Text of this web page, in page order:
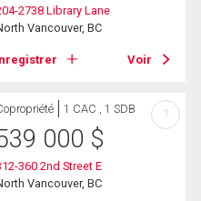
2738 Library Lane
Vancouver, BC
Voir
1 CAC , 1 SDB
000 $
360 2nd Street E
Vancouver, BC
?